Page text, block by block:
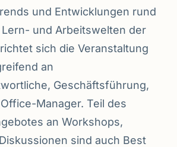
und Entwicklungen rund
und Arbeitswelten der
sich die Veranstaltung
an
Geschäftsführung,
Manager. Teil des
an Workshops,
sind auch Best